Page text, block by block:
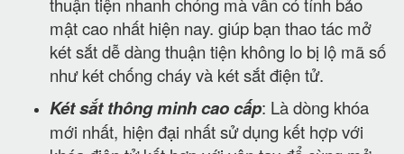
mật cao nhất hiện nay. giúp bạn thao tác mở
két sắt dễ dàng thuận tiện không lo bị lộ mã số
như két chống cháy và két sắt điện tử.
Két sắt thông minh cao cấp: Là dòng khóa
mới nhất, hiện đại nhất sử dụng kết hợp với